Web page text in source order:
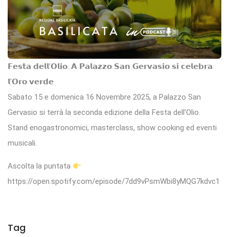
𝗙𝗲𝘀𝘁𝗮 𝗱𝗲𝗹𝗹’𝗢𝗹𝗶𝗼. 𝗔 𝗣𝗮𝗹𝗮𝘇𝘇𝗼 𝗦𝗮𝗻 𝗚𝗲𝗿𝘃𝗮𝘀𝗶𝗼 𝘀𝗶 𝗰𝗲𝗹𝗲𝗯𝗿𝗮
𝗹’𝗢𝗿𝗼 𝘃𝗲𝗿𝗱𝗲
Sabato 15 e domenica 16 Novembre 2025, a Palazzo San
Gervasio si terrà la seconda edizione della Festa dell’Olio.
Stand enogastronomici, masterclass, show cooking ed eventi
musicali.
Ascolta la puntata
https://open.spotify.com/episode/7dd9vPsmWbi8yMQG7kdvc1
Tag